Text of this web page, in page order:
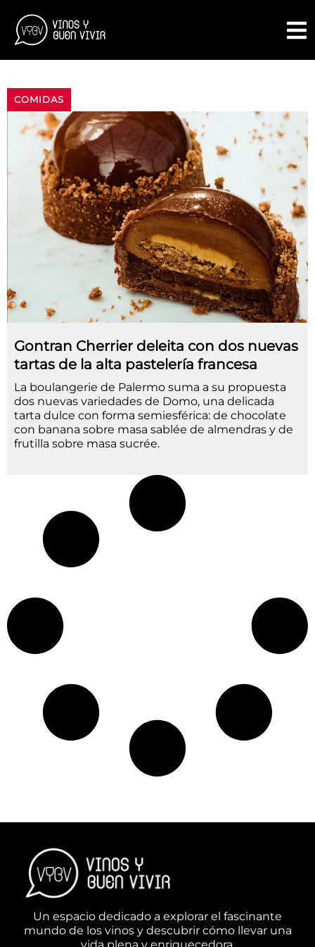
COMIDAS
Gontran Cherrier deleita con dos nuevas
tartas de la alta pastelería francesa
La boulangerie de Palermo suma a su propuesta
dos nuevas variedades de Domo, una delicada
tarta dulce con forma semiesférica: de chocolate
con banana sobre masa sablée de almendras y de
frutilla sobre masa sucrée.
Un espacio dedicado a explorar el fascinante
mundo de los vinos y descubrir cómo llevar una